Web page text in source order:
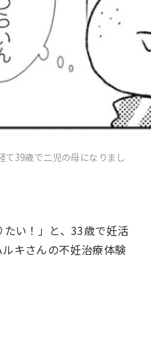
て39歳で二児の母になりまし
たい！」と、33歳で妊活
キさんの不妊治療体験